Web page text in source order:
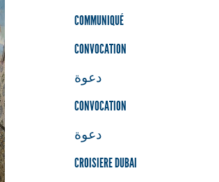
COMMUNIQUÉ
CONVOCATION
دعوة
CONVOCATION
دعوة
CROISIERE DUBAI